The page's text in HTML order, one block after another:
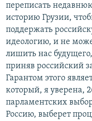
переписать
историю Грузии,
поддержать
идеологию, и не
лишить нас будущего,
приняв российский
Гарантом этого
который, я уверена,
парламентских
Россию, выберет